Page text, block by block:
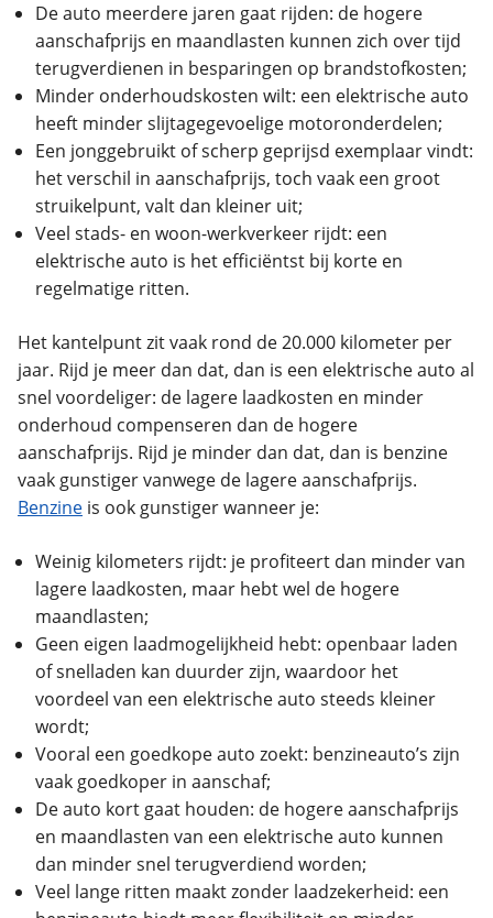
De auto meerdere jaren gaat rijden: de hogere
aanschafprijs en maandlasten kunnen zich over tijd
terugverdienen in besparingen op brandstofkosten;
Minder onderhoudskosten wilt: een elektrische auto
heeft minder slijtagegevoelige motoronderdelen;
Een jonggebruikt of scherp geprijsd exemplaar vindt:
het verschil in aanschafprijs, toch vaak een groot
struikelpunt, valt dan kleiner uit;
Veel stads- en woon-werkverkeer rijdt: een
elektrische auto is het efficiëntst bij korte en
regelmatige ritten.
Het kantelpunt zit vaak rond de 20.000 kilometer per
jaar. Rijd je meer dan dat, dan is een elektrische auto al
snel voordeliger: de lagere laadkosten en minder
onderhoud compenseren dan de hogere
aanschafprijs. Rijd je minder dan dat, dan is benzine
vaak gunstiger vanwege de lagere aanschafprijs.
Benzine is ook gunstiger wanneer je:
Weinig kilometers rijdt: je profiteert dan minder van
lagere laadkosten, maar hebt wel de hogere
maandlasten;
Geen eigen laadmogelijkheid hebt: openbaar laden
of snelladen kan duurder zijn, waardoor het
voordeel van een elektrische auto steeds kleiner
wordt;
Vooral een goedkope auto zoekt: benzineauto’s zijn
vaak goedkoper in aanschaf;
De auto kort gaat houden: de hogere aanschafprijs
en maandlasten van een elektrische auto kunnen
dan minder snel terugverdiend worden;
Veel lange ritten maakt zonder laadzekerheid: een